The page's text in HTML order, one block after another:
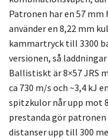
Patronen har en 57
använder en 8,22 mm
kammartryck till 3300
versionen, så
Ballistiskt är 8×57 JRS
ca 730 m/s och ~3,4 kJ
spitzkulor når upp mot
prestanda gör
distanser upp till 300